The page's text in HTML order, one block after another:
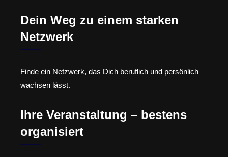
Dein Weg zu einem starken
Netzwerk
Finde ein Netzwerk, das Dich beruflich und persönlich
wachsen lässt.
Ihre Veranstaltung – bestens
organisiert